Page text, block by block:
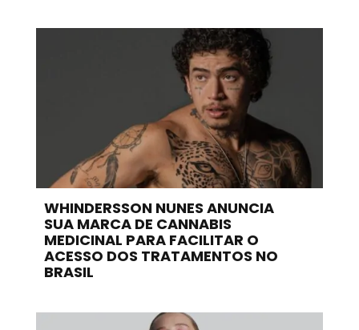
WHINDERSSON NUNES ANUNCIA
SUA MARCA DE CANNABIS
MEDICINAL PARA FACILITAR O
ACESSO DOS TRATAMENTOS NO
BRASIL